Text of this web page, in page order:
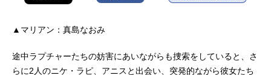
▲マリアン：真島なおみ
途中ラプチャーたちの妨害にあいながらも捜索をしていると、さ
らに2人のニケ・ラピ、アニスと出会い、突発的ながら彼女たち